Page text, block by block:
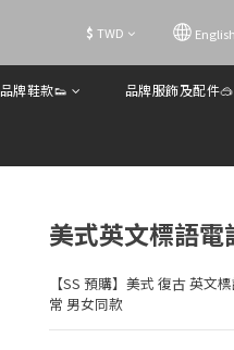
$ TWD English
品牌鞋款👟 品牌服飾及配件🥽
美式英文標語
【SS 預購】美式 復古 英文
常 男女同款